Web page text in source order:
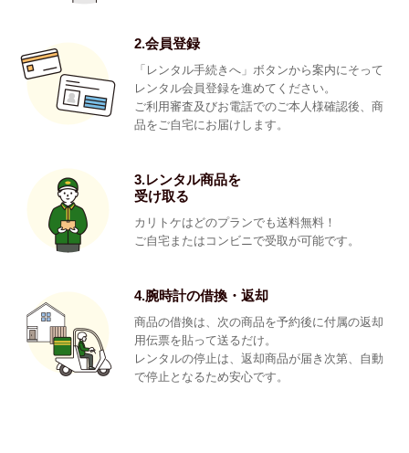
2.会員登録
「レンタル手続きへ」ボタンから案内にそって
レンタル会員登録を進めてください。
ご利用審査及びお電話でのご本人様確認後、商
品をご自宅にお届けします。
3.レンタル商品を
受け取る
カリトケはどのプランでも送料無料！
ご自宅またはコンビニで受取が可能です。
4.腕時計の借換・返却
商品の借換は、次の商品を予約後に付属の返却
用伝票を貼って送るだけ。
レンタルの停止は、返却商品が届き次第、自動
で停止となるため安心です。